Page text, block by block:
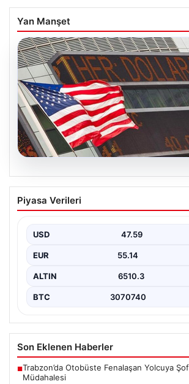
Yan Manşet
05.08.2026
FED faiz kararı ne zaman
Nisan ayı faiz beklentisi belli
Piyasa Verileri
USD 47.59
EUR 55.14
ALTIN 6510.3
BTC 3070740
Son Eklenen Haberler
■Trabzon’da Otobüste Fenalaşan Yolcuya
Müdahalesi